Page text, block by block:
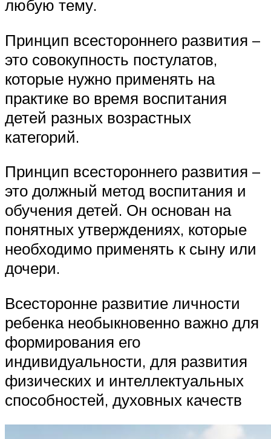
любую тему.
Принцип всестороннего развития –
это совокупность постулатов,
которые нужно применять на
практике во время воспитания
детей разных возрастных
категорий.
Принцип всестороннего развития –
это должный метод воспитания и
обучения детей. Он основан на
понятных утверждениях, которые
необходимо применять к сыну или
дочери.
Всесторонне развитие личности
ребенка необыкновенно важно для
формирования его
индивидуальности, для развития
физических и интеллектуальных
способностей, духовных качеств